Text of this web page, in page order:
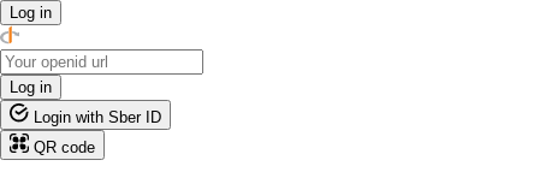
Log in
Log in
Login with Sber ID
QR code